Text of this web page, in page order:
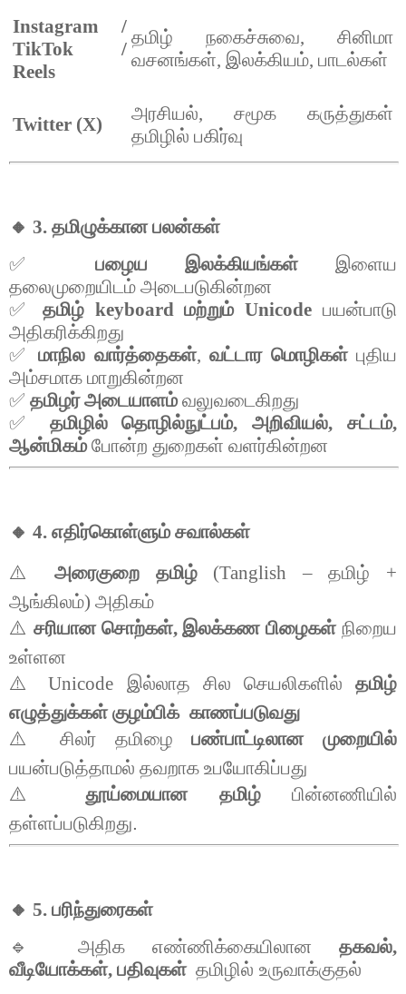
Instagram /
TikTok /
Reels
தமிழ் நகைச்சுவை, சினிமா
வசனங்கள், இலக்கியம், பாடல்கள்
Twitter (X) அரசியல், சமூக
கருத்துகள்
தமிழில் பகிர்வு
🔸 3. தமிழுக்கான பலன்கள்
✅ பழைய இலக்கியங்கள்
இளைய
தலைமுறையிடம் அடைபடுகின்றன
✅ தமிழ்keyboardமற்றும்Unicode பயன்பாடு
அதிகரிக்கிறது
✅ மாநில வார்த்தைகள், வட்டார மொழிகள் புதிய
அம்சமாக மாறுகின்றன
✅ தமிழர் அடையாளம் வலுவடைகிறது
✅ தமிழில் தொழில்நுட்பம்,அறிவியல்,சட்டம்,
ஆன்மிகம் போன்ற துறைகள் வளர்கின்றன
🔸 4. எதிர்கொள்ளும் சவால்கள்
⚠️அரைகுறை தமிழ்(Tanglish –தமிழ் +
ஆங்கிலம்) அதிகம்
⚠️ சரியான சொற்கள்,இலக்கண பிழைகள் நிறைய
உள்ளன
⚠️ Unicode இல்லாத சில செயலிகளில்
தமிழ்
எழுத்துக்கள் குழம்பிக் காணப்படுவது
⚠️சிலர் தமிழை பண்பாட்டிலான
முறையில்
பயன்படுத்தாமல் தவறாக உபயோகிப்பது
⚠️ தூய்மையான தமிழ்
பின்னணியில்
தள்ளப்படுகிறது.
🔸 5. பரிந்துரைகள்
🔹
அதிக எண்ணிக்கையிலான தகவல்,
வீடியோக்கள், பதிவுகள் தமிழில் உருவாக்குதல்